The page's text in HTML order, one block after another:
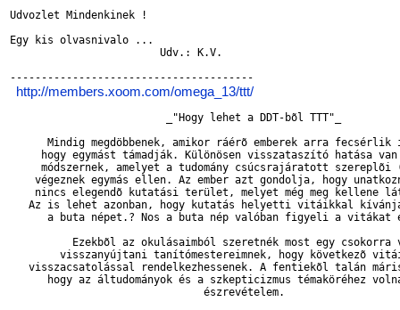
Udvozlet Mindenkinek !
Egy kis olvasnivalo ...
                        Udv.: K.V.
---------------------------------------
http://members.xoom.com/omega_13/ttt/
                         _"Hogy lehet a DDT-bõl TTT"_
Mindig megdöbbenek, amikor ráérõ emberek arra fecsérlik
hogy egymást támadják. Különösen visszataszító hatása
módszernek, amelyet a tudomány csúcsrajáratott szereplõi
végeznek egymás ellen. Az ember azt gondolja, hogy
nincs elegendõ kutatási terület, melyet még meg kellene
Az is lehet azonban, hogy kutatás helyetti vitáikkal
a buta népet.? Nos a buta nép valóban figyeli a vitákat
Ezekbõl az okulásaimból szeretnék most egy csokorra
visszanyújtani tanítómestereimnek, hogy következõ
visszacsatolással rendelkezhessenek. A fentiekõl talán
hogy az áltudományok és a szkepticizmus témaköréhez
                               észrevételem.